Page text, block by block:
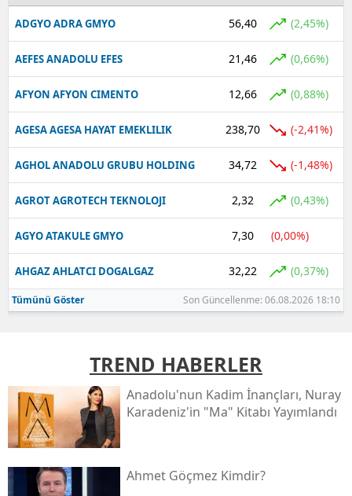
ADGYO ADRA GMYO 56,40 (2,45%)
AEFES ANADOLU EFES 21,46 (0,66%)
AFYON AFYON CIMENTO 12,66 (0,88%)
AGESA AGESA HAYAT EMEKLILIK 238,70 (-2,41%)
AGHOL ANADOLU GRUBU HOLDING 34,72 (-1,48%)
AGROT AGROTECH TEKNOLOJI 2,32 (0,43%)
AGYO ATAKULE GMYO 7,30 (0,00%)
AHGAZ AHLATCI DOGALGAZ 32,22 (0,37%)
Tümünü Göster Son Güncellenme: 06.08.2026 18:10
TREND HABERLER
Anadolu'nun Kadim İnançları, Nuray
Karadeniz'in "ma" Kitabı Yayımlandı
Ahmet Göçmez Kimdir?